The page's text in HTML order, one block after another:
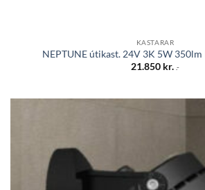
KASTARAR
NEPTUNE útikast. 24V 3K 5W
21.850 kr. .-